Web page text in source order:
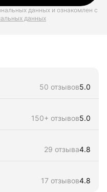
данных и ознакомлен с
данных
50 отзывов5.0
150+ отзывов5.0
29 отзыва4.8
17 отзывов4.8